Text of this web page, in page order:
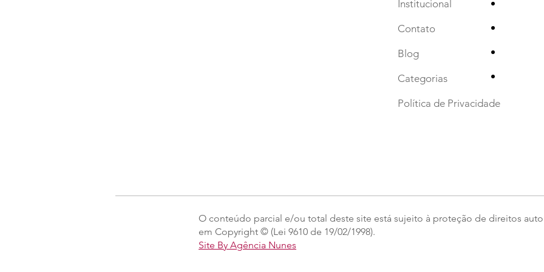
Institucional
Contato
Blog
Categorias
Política de Privacidade
•
•
•
•
O conteúdo parcial e/ou total deste site está sujeito à proteção de direitos
em Copyright © (Lei 9610 de 19/02/1998).
Site By Agência Nunes